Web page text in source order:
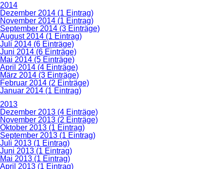
2014
Dezember 2014 (1 Eintrag)
November 2014 (1 Eintrag)
September 2014 (3 Einträge)
August 2014 (1 Eintrag)
Juli 2014 (6 Einträge)
Juni 2014 (6 Einträge)
Mai 2014 (5 Einträge)
April 2014 (4 Einträge)
März 2014 (3 Einträge)
Februar 2014 (2 Einträge)
Januar 2014 (1 Eintrag)
2013
Dezember 2013 (4 Einträge)
November 2013 (2 Einträge)
Oktober 2013 (1 Eintrag)
September 2013 (1 Eintrag)
Juli 2013 (1 Eintrag)
Juni 2013 (1 Eintrag)
Mai 2013 (1 Eintrag)
April 2013 (1 Eintrag)